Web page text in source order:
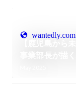
wantedly.com